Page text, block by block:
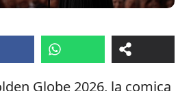
Globe 2026, la comica